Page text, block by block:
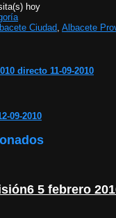
hoy
Ciudad Albacete
directo 11-09-2010
09-2010
5 febrero